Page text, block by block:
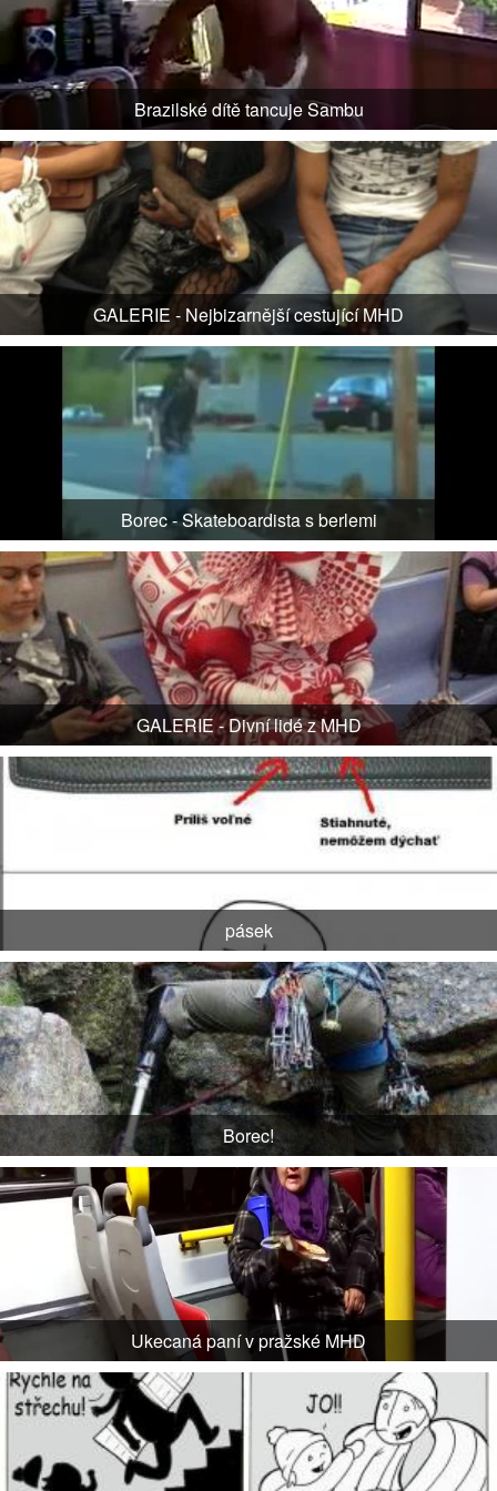
Brazilské dítě tancuje Sambu
GALERIE - Nejbizarnější cestující MHD
Borec - Skateboardista s berlemi
GALERIE - Divní lidé z MHD
pásek
Borec!
Ukecaná paní v pražské MHD